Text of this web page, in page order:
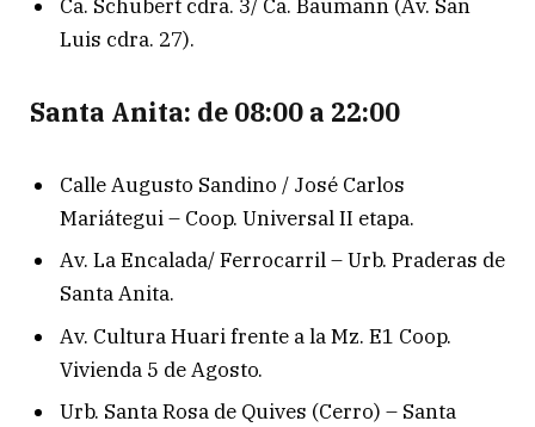
Ca. Schubert cdra. 3/ Ca. Baumann (Av. San
Luis cdra. 27).
Santa Anita: de 08:00 a 22:00
Calle Augusto Sandino / José Carlos
Mariátegui – Coop. Universal II etapa.
Av. La Encalada/ Ferrocarril – Urb. Praderas de
Santa Anita.
Av. Cultura Huari frente a la Mz. E1 Coop.
Vivienda 5 de Agosto.
Urb. Santa Rosa de Quives (Cerro) – Santa